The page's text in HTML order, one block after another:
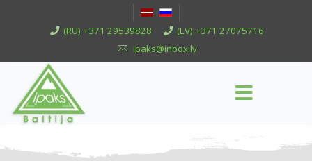
(RU) +371 29539828
(LV) +371 27075716
ipaks@inbox.lv